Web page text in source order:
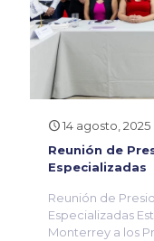
14 agosto, 2025
Reunión de
Especializadas
Reunión de
Especializadas
Monterrey a los